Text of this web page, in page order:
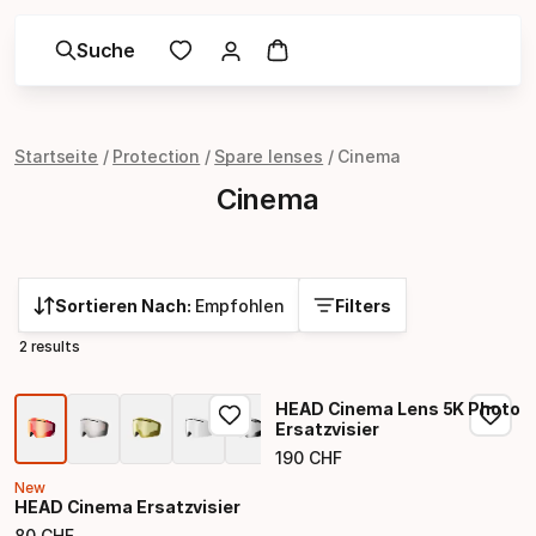
Suche
Startseite Protection Spare lenses Cinema
Cinema
Sortieren Nach: Empfohlen Filters
2 results
New
HEAD Cinema Ersatzvisier
HEAD Cinema Lens 5K Photo
Ersatzvisier
190 CHF
Endpreis